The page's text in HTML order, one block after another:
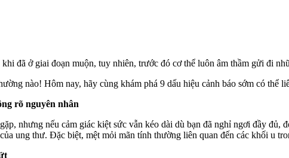
đã ở giai đoạn muộn, tuy nhiên, trước đó c‌ơ th‌ể luôn âm thầm gửi đi
nào! Hôm nay, hãy cùng khám phá 9 dấu hiệu cảnh báo sớm có
rõ nguyên nhân
nhưng nếu cảm giác kiệt sức vẫn kéo dài dù bạn đã nghỉ ngơi đầy
ung thư. Đặc biệt, mệt mỏi mãn tính thường liên quan đến các khối u